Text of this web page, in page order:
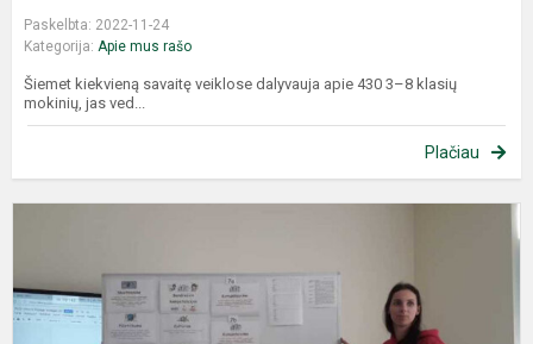
Paskelbta: 2022-11-24
Kategorija: Apie mus rašo
Šiemet kiekvieną savaitę veiklose dalyvauja apie 430 3–8 klasių
mokinių, jas ved...
Plačiau